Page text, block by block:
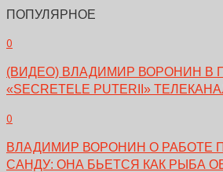
ПОПУЛЯРНОЕ
0
(ВИДЕО) ВЛАДИМИР ВОРОНИН В
«SECRETELE PUTERII»
0
ВЛАДИМИР ВОРОНИН О РАБОТЕ
САНДУ: ОНА БЬЕТСЯ КАК РЫБА